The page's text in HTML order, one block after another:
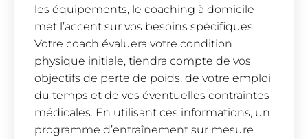
les équipements, le coaching à domicile
met l’accent sur vos besoins spécifiques.
Votre coach évaluera votre condition
physique initiale, tiendra compte de vos
objectifs de perte de poids, de votre emploi
du temps et de vos éventuelles contraintes
médicales. En utilisant ces informations, un
programme d’entraînement sur mesure